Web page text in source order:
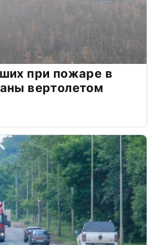
при пожаре в
вертолетом